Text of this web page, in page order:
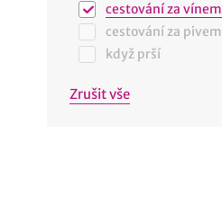
cestování za vínem
cestování za pivem
když prší
Zrušit vše